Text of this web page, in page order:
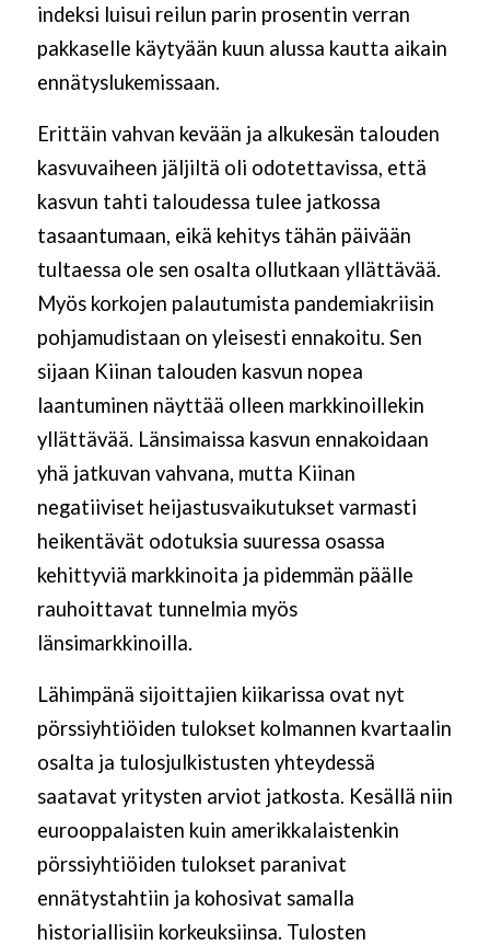
indeksi luisui reilun parin prosentin verran
pakkaselle käytyään kuun alussa kautta aikain
ennätyslukemissaan.
Erittäin vahvan kevään ja alkukesän talouden
kasvuvaiheen jäljiltä oli odotettavissa, että
kasvun tahti taloudessa tulee jatkossa
tasaantumaan, eikä kehitys tähän päivään
tultaessa ole sen osalta ollutkaan yllättävää.
Myös korkojen palautumista pandemiakriisin
pohjamudistaan on yleisesti ennakoitu. Sen
sijaan Kiinan talouden kasvun nopea
laantuminen näyttää olleen markkinoillekin
yllättävää. Länsimaissa kasvun ennakoidaan
yhä jatkuvan vahvana, mutta Kiinan
negatiiviset heijastusvaikutukset varmasti
heikentävät odotuksia suuressa osassa
kehittyviä markkinoita ja pidemmän päälle
rauhoittavat tunnelmia myös
länsimarkkinoilla.
Lähimpänä sijoittajien kiikarissa ovat nyt
pörssiyhtiöiden tulokset kolmannen kvartaalin
osalta ja tulosjulkistusten yhteydessä
saatavat yritysten arviot jatkosta. Kesällä niin
eurooppalaisten kuin amerikkalaistenkin
pörssiyhtiöiden tulokset paranivat
ennätystahtiin ja kohosivat samalla
historiallisiin korkeuksiinsa. Tulosten